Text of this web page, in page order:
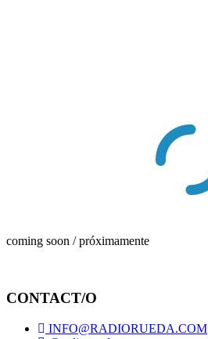
coming soon / próximamente
CONTACT/O
INFO@RADIORUEDA.COM